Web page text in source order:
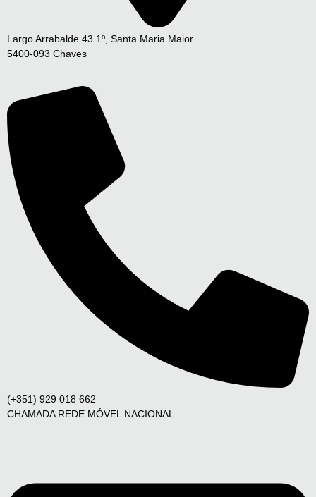
Largo Arrabalde 43 1º, Santa Maria Maior
5400-093 Chaves
(+351) 929 018 662
CHAMADA REDE MÓVEL NACIONAL